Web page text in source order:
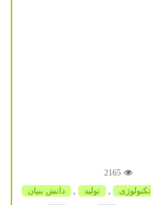
2165
تكنولوژی , تولید , دانش بنیان